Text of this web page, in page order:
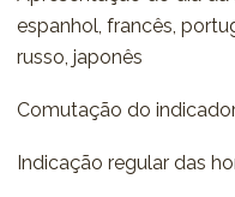
espanhol, francês,
russo, japonês
Comutação do
Indicação regular das